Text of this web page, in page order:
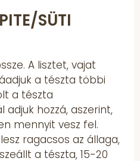
SÜTI
A lisztet, vajat
a tészta többi
a tészta
adjuk hozzá, aszerint,
mennyit vesz fel.
ragacsos az állaga,
a tészta, 15-20